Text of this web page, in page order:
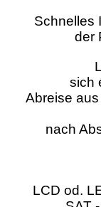
Schnelles
der
sich
Abreise
nach
LCD od.